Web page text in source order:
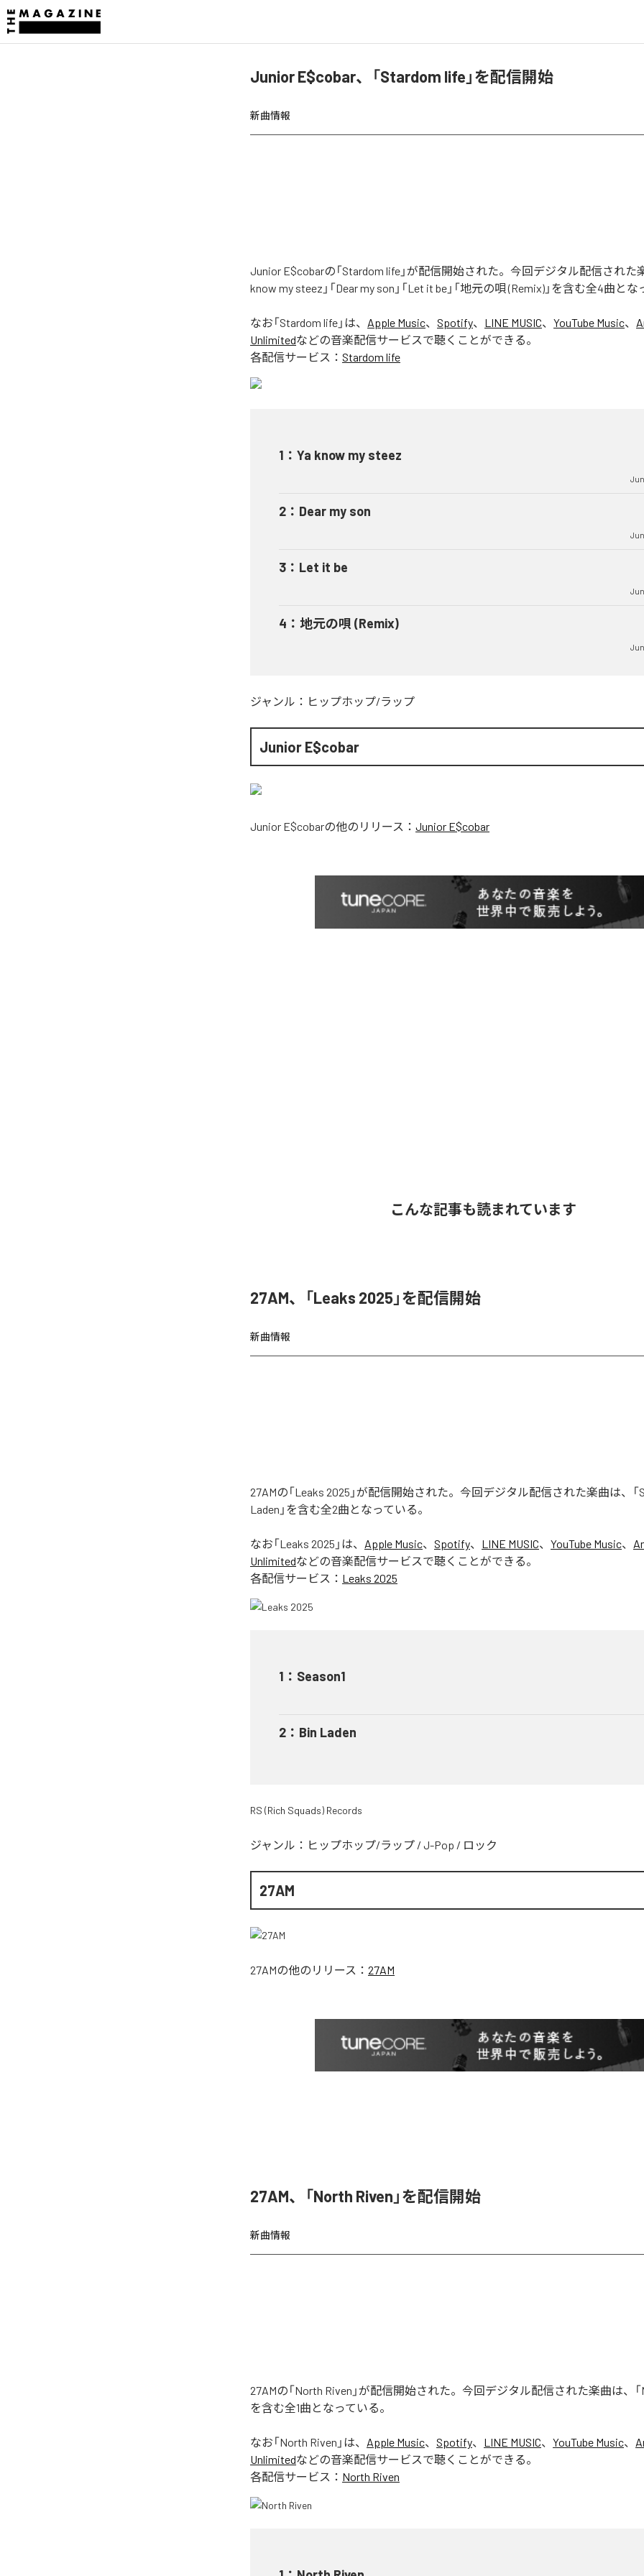
Junior E$cobar、「Stardom life」を配信開始
新曲情報
Junior E$cobarの「Stardom life」が配信開始された。今回デジタル配信された
know my steez」「Dear my son」「Let it be」「地元の唄 (Remix)」を含む全4曲とな
なお「Stardom life 」は、 Apple Music、 Spotify、 LINE MUSIC、 YouTube Music、
Unlimitedなどの音楽配信サービスで聴くことができる。
各配信サービス： Stardom life
1 ： Ya know my steez
2 ： Dear my son
3 ： Let it be
4 ： 地元の唄 (Remix)
ジャンル： ヒップホップ/ラップ
Junior E$cobar
Junior E$cobarの他のリリース： Junior E$cobar
こんな記事も読まれています
27AM、「Leaks 2025」を配信開始
新曲情報
27AMの「Leaks 2025」が配信開始された。今回デジタル配信された楽曲は、「
Laden」を含む全2曲となっている。
なお「Leaks 2025 」は、 Apple Music、 Spotify、 LINE MUSIC、 YouTube Music、
Unlimitedなどの音楽配信サービスで聴くことができる。
各配信サービス： Leaks 2025
1 ： Season1
2 ： Bin Laden
RS (Rich Squads) Records
ジャンル： ヒップホップ/ラップ / J-Pop / ロック
27AM
27AMの他のリリース： 27AM
27AM、「North Riven」を配信開始
新曲情報
27AMの「North Riven」が配信開始された。今回デジタル配信された楽曲は、「
を含む全1曲となっている。
なお「North Riven 」は、 Apple Music、 Spotify、 LINE MUSIC、 YouTube Music、
Unlimitedなどの音楽配信サービスで聴くことができる。
各配信サービス： North Riven